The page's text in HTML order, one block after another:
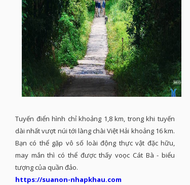
Tuyến điển hình chỉ khoảng 1,8 km, trong khi tuyến
dài nhất vượt núi tới làng chài Việt Hải khoảng 16 km.
Bạn có thể gặp vô số loài động thực vật đặc hữu,
may mắn thì có thể được thấy voọc Cát Bà - biểu
tượng của quần đảo.
https://suanon-nhapkhau.com